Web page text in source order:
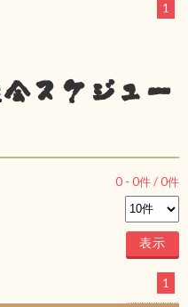
1
スケジュー
0 - 0件 /0件
1